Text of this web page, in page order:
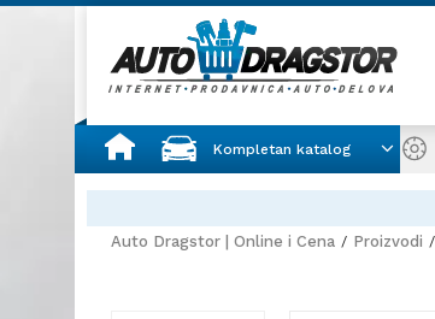
Kompletan katalog
Auto Dragstor | Online i Cena Proizvodi